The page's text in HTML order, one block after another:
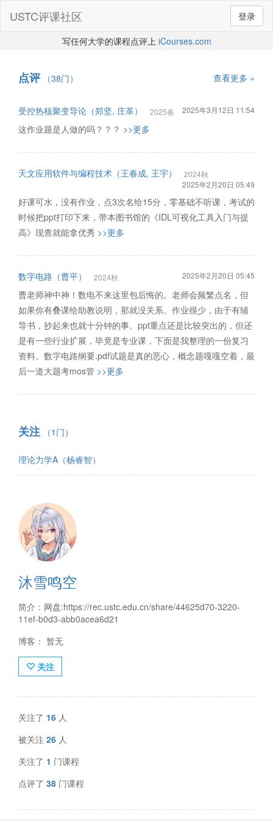
登录
USTC评课社区
写任何大学的课程点评上 iCourses.com
点评（38门） 查看更多 »
受控热核聚变导论（郑坚, 庄革） 2025春 2025年3月12日 11:54
这作业题是人做的吗？？？ >>更多
天文应用软件与编程技术（王春成, 王宇）
2024秋
2025年2月20日 05:49
好课可水，没有作业，点3次名给15分，零基础不听课，考试的
时候把ppt打印下来，带本图书馆的《IDL可视化工具入门与提
高》现查就能拿优秀 >>更多
数字电路（曹平） 2024秋 2025年2月20日 05:45
曹老师神中神！数电不来这里包后悔的。老师会频繁点名，但
如果你有叠课给助教说明，那就没关系。作业很少，由于有辅
导书，抄起来也就十分钟的事。ppt重点还是比较突出的，但还
是有一些行业扩展，毕竟是专业课，下面是我整理的一份复习
资料。数字电路纲要.pdf试题是真的恶心，概念题嘎嘎空着，最
后一道大题考mos管 >>更多
关注 （1门）
理论力学A（杨睿智）
沐雪鸣空
简介：网盘:https://rec.ustc.edu.cn/share/44625d70-3220-
11ef-b0d3-abb0acea6d21
博客： 暂无
关注
关注了 16 人
被关注 26 人
关注了 1 门课程
点评了 38 门课程